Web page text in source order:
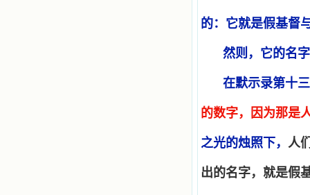
的：它就是假基督
然则，它的名
在默示录第十
的数字，因为那是
之光的烛照下， 人
出的名字，就是假